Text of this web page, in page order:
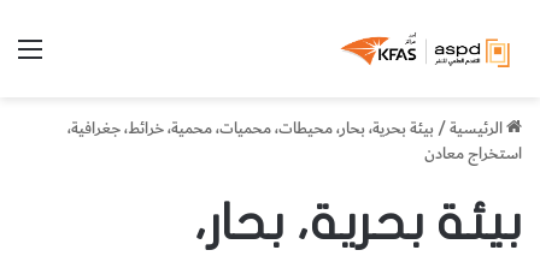
الرئيسية/بيئة بحرية، بحار، محيطات، محميات، محمية، خرائط، جغرافية،
استخراج معادن
بيئة بحرية، بحار،